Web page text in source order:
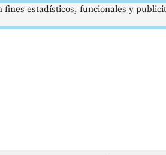
estadísticos, funcionales y